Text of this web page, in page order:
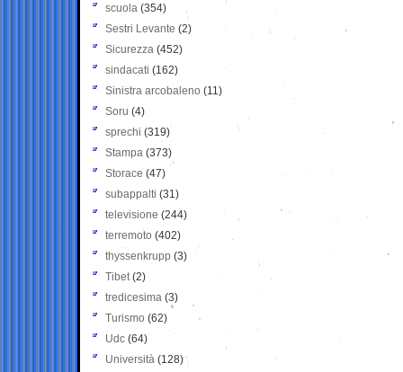
scuola (354)
Sestri Levante (2)
Sicurezza (452)
sindacati (162)
Sinistra arcobaleno (11)
Soru (4)
sprechi (319)
Stampa (373)
Storace (47)
subappalti (31)
televisione(244)
terremoto (402)
thyssenkrupp (3)
Tibet(2)
tredicesima (3)
Turismo (62)
Udc (64)
Università (128)